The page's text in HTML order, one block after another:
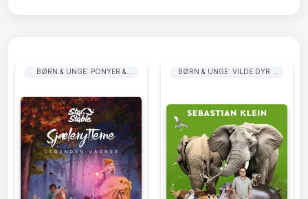
BØRN & UNGE: PONYER &
BØRN & UNGE: VILDE DYR &